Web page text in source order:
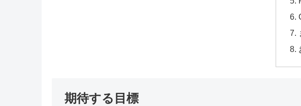
期待する目標